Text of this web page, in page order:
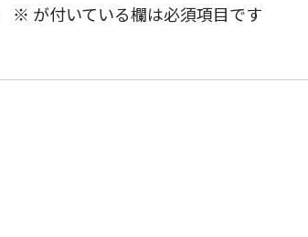
※ が付いている欄は必須項目です